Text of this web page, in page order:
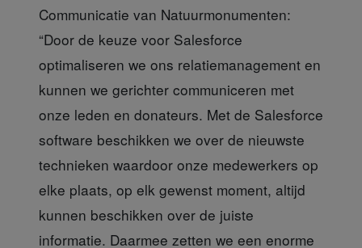
Communicatie van Natuurmonumenten:
“Door de keuze voor Salesforce
optimaliseren we ons relatiemanagement en
kunnen we gerichter communiceren met
onze leden en donateurs. Met de Salesforce
software beschikken we over de nieuwste
technieken waardoor onze medewerkers op
elke plaats, op elk gewenst moment, altijd
kunnen beschikken over de juiste
informatie. Daarmee zetten we een enorme